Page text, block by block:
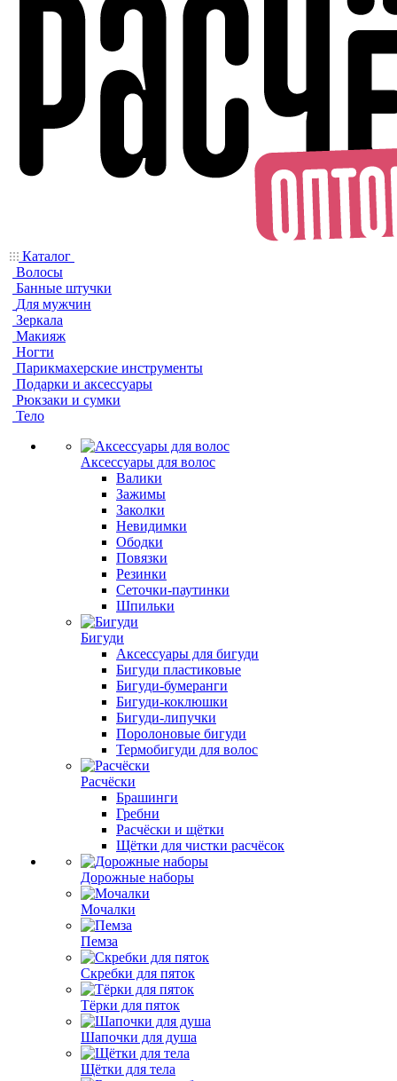
Каталог
Волосы
Банные штучки
Для мужчин
Зеркала
Макияж
Ногти
Парикмахерские инструменты
Подарки и аксессуары
Рюкзаки и сумки
Тело
Аксессуары для волос
Валики
Зажимы
Заколки
Невидимки
Ободки
Повязки
Резинки
Сеточки-паутинки
Шпильки
Бигуди
Аксессуары для бигуди
Бигуди пластиковые
Бигуди-бумеранги
Бигуди-коклюшки
Бигуди-липучки
Поролоновые бигуди
Термобигуди для волос
Расчёски
Брашинги
Гребни
Расчёски и щётки
Щётки для чистки расчёсок
Дорожные наборы
Мочалки
Пемза
Скребки для пяток
Тёрки для пяток
Шапочки для душа
Щётки для тела